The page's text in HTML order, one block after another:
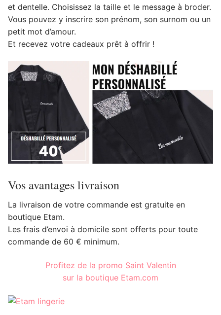
et dentelle. Choisissez la taille et le message à broder.
Vous pouvez y inscrire son prénom, son surnom ou un
petit mot d’amour.
Et recevez votre cadeaux prêt à offrir !
Vos avantages livraison
La livraison de votre commande est gratuite en
boutique Etam.
Les frais d’envoi à domicile sont offerts pour toute
commande de 60 € minimum.
Profitez de la promo Saint Valentin
sur la boutique Etam.com